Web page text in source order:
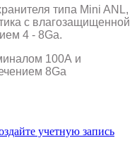
типа Mini ANL,
с влагозащищенной
4 - 8Ga.
100А и
8Ga
учетную запись